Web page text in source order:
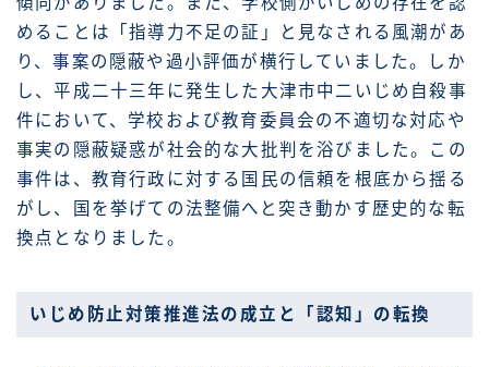
めることは「指導力不足の証」と見なされる風潮があ
り、事案の隠蔽や過小評価が横行していました。しか
し、平成二十三年に発生した大津市中二いじめ自殺事
件において、学校および教育委員会の不適切な対応や
事実の隠蔽疑惑が社会的な大批判を浴びました。この
事件は、教育行政に対する国民の信頼を根底から揺る
がし、国を挙げての法整備へと突き動かす歴史的な転
換点となりました。
いじめ防止対策推進法の成立と「認知」の転換